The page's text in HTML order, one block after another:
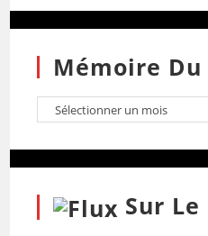
Mémoire Du
Sur Le